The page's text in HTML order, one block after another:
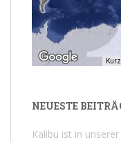
NEUESTE
Kalibu ist in